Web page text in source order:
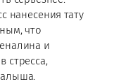
нанесения тату
что
и
стресса,